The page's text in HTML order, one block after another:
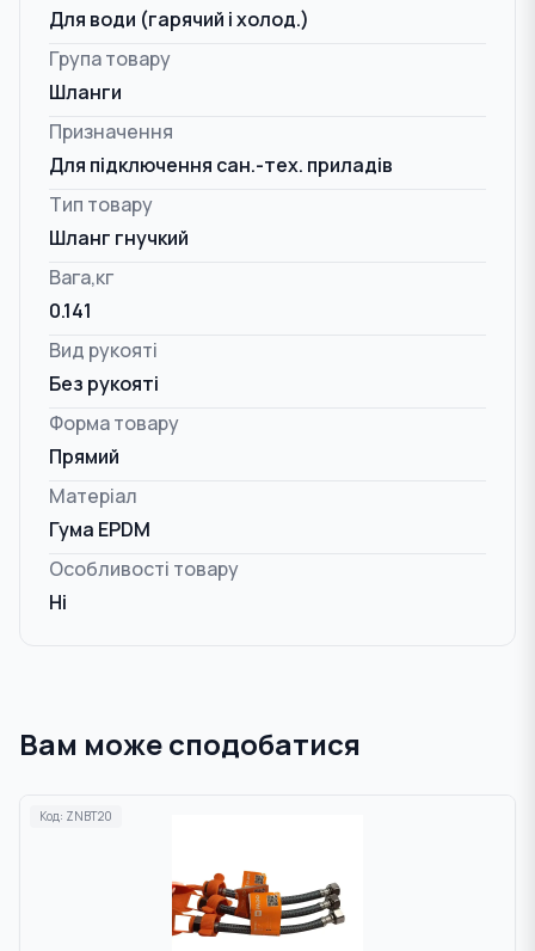
Для води (гарячий і холод.)
Група товару
Шланги
Призначення
Для підключення сан.-тех. приладів
Тип товару
Шланг гнучкий
Вага,кг
0.141
Вид рукояті
Без рукояті
Форма товару
Прямий
Матеріал
Гума EPDM
Особливості товару
Ні
Вам може сподобатися
Код: ZNBT20